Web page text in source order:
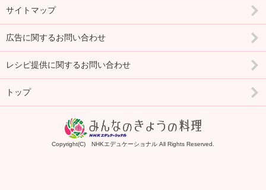
サイトマップ
広告に関するお問い合わせ
レシピ提供に関するお問い合わせ
トップ
Copyright(C) NHKエデュケーショナル All Rights Reserved.